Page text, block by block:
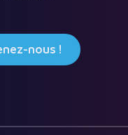
nous !